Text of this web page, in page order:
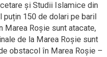
și Studii Islamice din
puțin 150 de dolari pe baril
Roșie sunt atacate,
de la Marea Roșie sunt
obstacol în Marea Roșie –